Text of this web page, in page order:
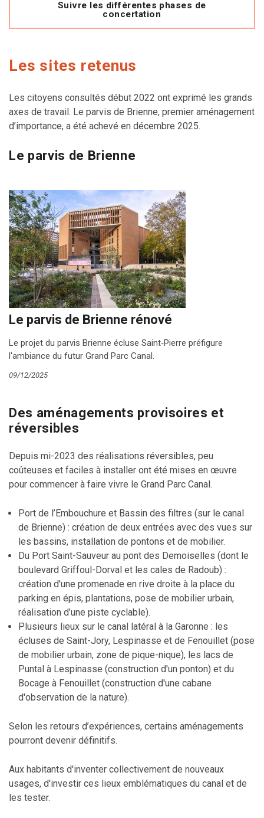
Suivre les différentes phases de
concertation
Les sites retenus
Les citoyens consultés début 2022 ont exprimé les grands
axes de travail. Le parvis de Brienne, premier aménagement
d’importance, a été achevé en décembre 2025.
Le parvis de Brienne
Le parvis de Brienne rénové
Le projet du parvis Brienne écluse Saint‐Pierre préfigure
l'ambiance du futur Grand Parc Canal.
09/12/2025
Des aménagements provisoires et
réversibles
Depuis mi-2023 des réalisations réversibles, peu
coûteuses et faciles à installer ont été mises en œuvre
pour commencer à faire vivre le Grand Parc Canal.
Port de l’Embouchure et Bassin des filtres (sur le canal
de Brienne) : création de deux entrées avec des vues sur
les bassins, installation de pontons et de mobilier.
Du Port Saint-Sauveur au pont des Demoiselles (dont le
boulevard Griffoul-Dorval et les cales de Radoub) :
création d'une promenade en rive droite à la place du
parking en épis, plantations, pose de mobilier urbain,
réalisation d’une piste cyclable).
Plusieurs lieux sur le canal latéral à la Garonne : les
écluses de Saint-Jory, Lespinasse et de Fenouillet (pose
de mobilier urbain, zone de pique-nique), les lacs de
Puntal à Lespinasse (construction d'un ponton) et du
Bocage à Fenouillet (construction d'une cabane
d'observation de la nature).
Selon les retours d’expériences, certains aménagements
pourront devenir définitifs.
Aux habitants d'inventer collectivement de nouveaux
usages, d'investir ces lieux emblématiques du canal et de
les tester.